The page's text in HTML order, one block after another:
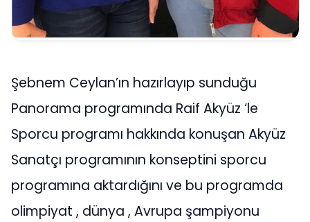
Şebnem Ceylan’ın hazırlayıp sunduğu
Panorama programında Raif Akyüz ‘le
Sporcu programı hakkında konuşan Akyüz
Sanatçı programının konseptini sporcu
programına aktardığını ve bu programda
olimpiyat , dünya , Avrupa şampiyonu